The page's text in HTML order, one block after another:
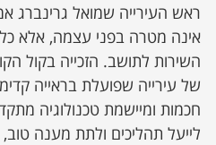
ראש העירייה שמואל גרינברג
אינה מטרה בפני עצמה, אלא
השירות לתושב. הזכייה בקול
של עירייה שפועלת בראייה
חכמות ומיישמת טכנולוגיה
לייעל תהליכים ולתת מענה טוב,